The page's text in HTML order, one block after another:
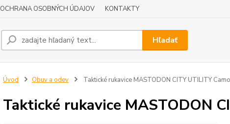
OCHRANA OSOBNÝCH ÚDAJOV KONTAKTY
Hľadať
Úvod Obuv a odev Taktické rukavice MASTODON CITY UTILITY Camo
Taktické rukavice MASTODON